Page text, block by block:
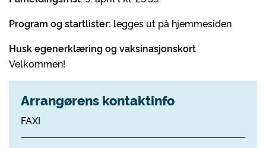
Program og startlister: legges ut på hjemmesiden
Husk egenerklæring og vaksinasjonskort
Velkommen!
Arrangørens kontaktinfo
FAXI